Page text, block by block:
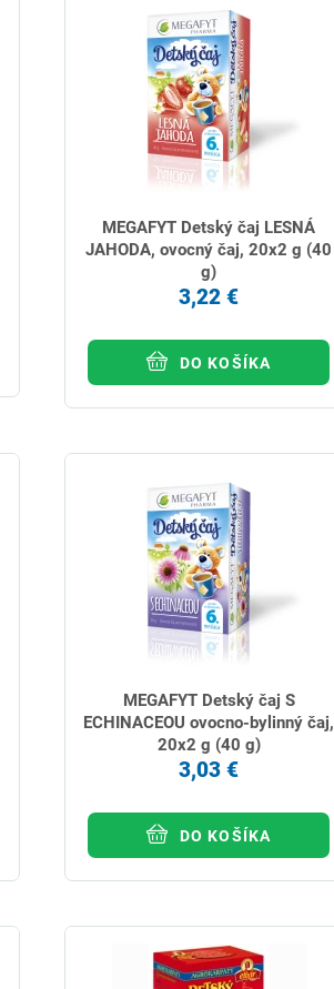
MEGAFYT Detský čaj LESNÁ
JAHODA, ovocný čaj, 20x2 g (40
g)
3,22 €
DO KOŠÍKA
MEGAFYT Detský čaj S
ECHINACEOU ovocno-bylinný čaj,
20x2 g (40 g)
3,03 €
DO KOŠÍKA